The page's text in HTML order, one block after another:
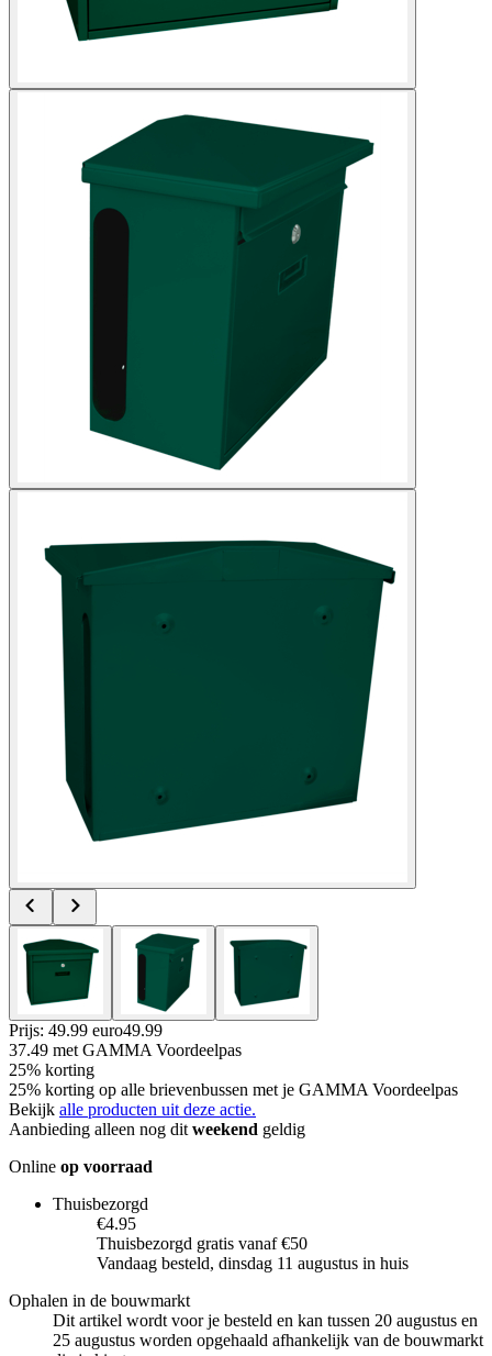
Prijs: 49.99 euro49.99
37.49 met GAMMA Voordeelpas
25% korting
25% korting op alle brievenbussen met je GAMMA Voordeelpas
Bekijk alle producten uit deze actie.
Aanbieding alleen nog dit weekend geldig
Online op voorraad
Thuisbezorgd
€4.95
Thuisbezorgd gratis vanaf €50
Vandaag besteld, dinsdag 11 augustus in huis
Ophalen in de bouwmarkt
Dit artikel wordt voor je besteld en kan tussen 20 augustus en
25 augustus worden opgehaald afhankelijk van de bouwmarkt